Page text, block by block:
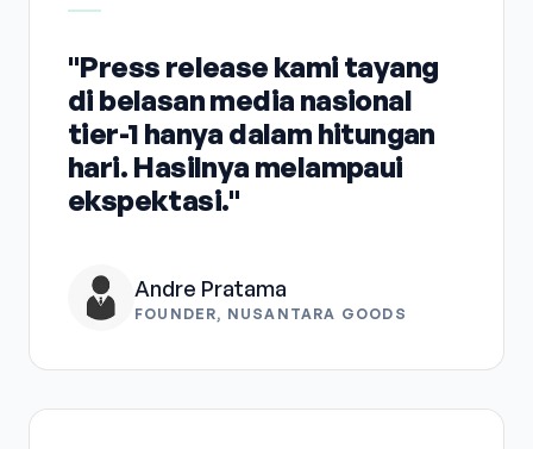
"Press release kami tayang
di belasan media nasional
tier-1 hanya dalam hitungan
hari. Hasilnya melampaui
ekspektasi."
Andre Pratama
FOUNDER, NUSANTARA GOODS